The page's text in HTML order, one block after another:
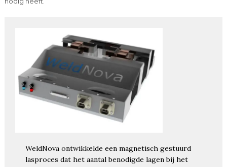
WeldNova ontwikkelde een magnetisch gestuurd
lasproces dat het aantal benodigde lagen bij het